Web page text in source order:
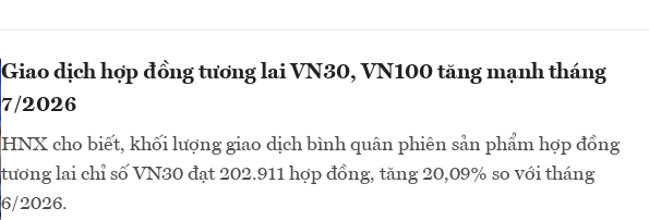
Giao dịch hợp đồng tương lai VN30, VN100 tăng mạnh tháng
7/2026
HNX cho biết, khối lượng giao dịch bình quân phiên sản phẩm hợp đồng
tương lai chỉ số VN30 đạt 202.911 hợp đồng, tăng 20,09% so với tháng
6/2026.